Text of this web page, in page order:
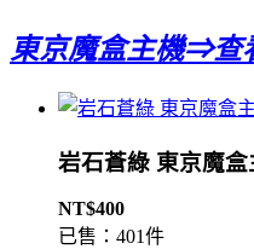
東京魔盒主機⇒查
岩石蒼綠 東京魔
NT$400
已售：401件